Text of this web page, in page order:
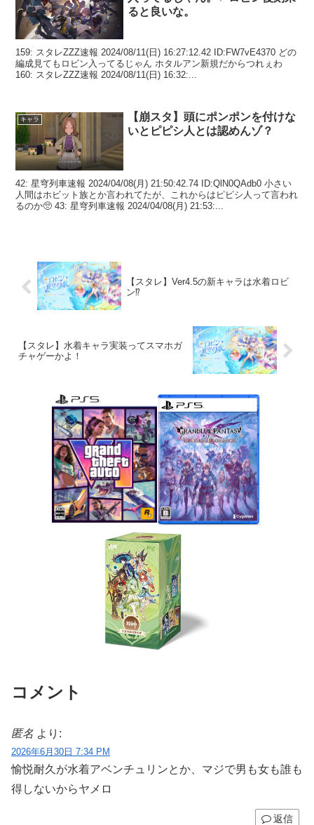
ると良いな。
159: スタレZZZ速報 2024/08/11(日) 16:27:12.42 ID:FW7vE4370 どの
編成見てもロビン入ってるじゃん ホタルアン新規だからつれぇわ
160: スタレZZZ速報 2024/08/11(日) 16:32:...
キャラ
【崩スタ】頭にポンポンを付けな
いとピピシ人とは認めんゾ？
42: 星穹列車速報 2024/04/08(月) 21:50:42.74 ID:QlN0QAdb0 小さい
人間はホビット族とか言われてたが、これからはピピシ人って言われ
るのか🥺 43: 星穹列車速報 2024/04/08(月) 21:53:...
【スタレ】Ver4.5の新キャラは水着ロビ
ン⁉
【スタレ】水着キャラ実装ってスマホガ
チャゲーかよ！
コメント
匿名 より:
2026年6月30日 7:34 PM
愉悦耐久が水着アベンチュリンとか、マジで男も女も誰も
得しないからヤメロ
返信